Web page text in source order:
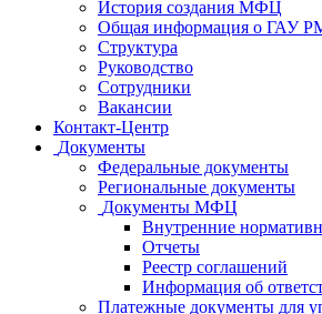
История создания МФЦ
Общая информация о ГАУ
Структура
Руководство
Сотрудники
Вакансии
Контакт-Центр
Документы
Федеральные документы
Региональные документы
Документы МФЦ
Внутренние
Отчеты
Реестр соглашений
Информация об
Платежные документы для